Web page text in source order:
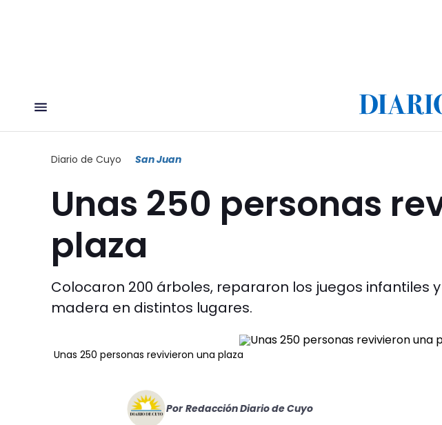
Diario de Cuyo San Juan
Unas 250 personas
plaza
Colocaron 200 árboles, repararon los juegos infantiles
madera en distintos lugares.
Unas 250 personas revivieron una plaza
Por Redacción Diario de Cuyo